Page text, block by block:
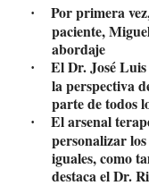
·
Por primera
paciente,
abordaje
·
El Dr. José Luis
la perspectiva
parte de todos
·
El arsenal
personalizar
iguales, como
destaca el Dr.